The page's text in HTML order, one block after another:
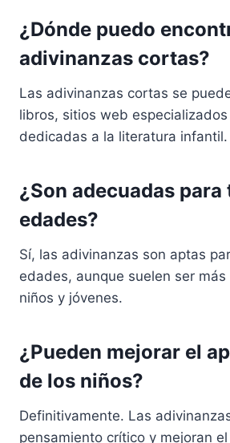
¿Dónde puedo
adivinanzas cortas?
Las adivinanzas cortas se
libros, sitios web
dedicadas a la literatura infantil.
¿Son adecuadas para
edades?
Sí, las adivinanzas son aptas
edades, aunque suelen ser
niños y jóvenes.
¿Pueden mejorar el
de los niños?
Definitivamente. Las
pensamiento crítico y mejoran